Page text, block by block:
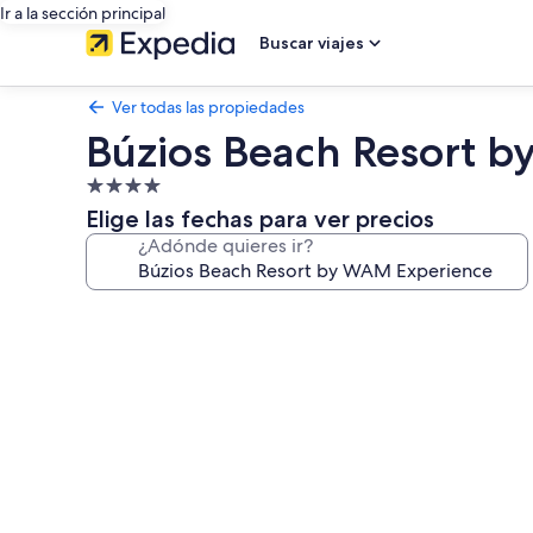
Ir a la sección principal
Buscar viajes
Ver todas las propiedades
Búzios Beach Resort
Propiedad
de
4.0
estrellas
Elige las fechas para ver precios
¿Adónde quieres ir?